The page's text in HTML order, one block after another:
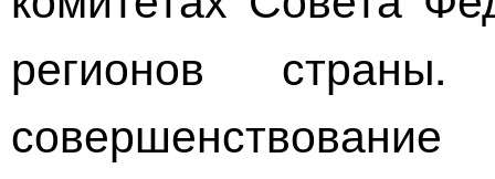
регионов